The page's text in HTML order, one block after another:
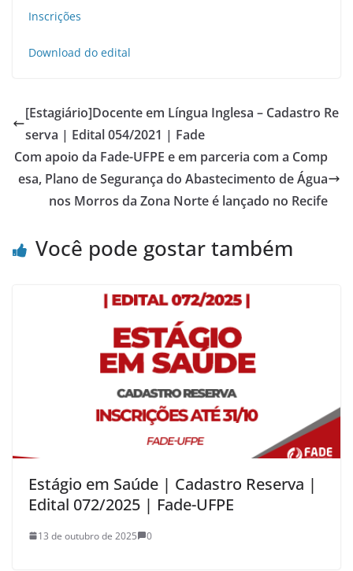
Inscrições
Download do edital
[Estagiário]Docente em Língua Inglesa – Cadastro Re
serva | Edital 054/2021 | Fade
Com apoio da Fade-UFPE e em parceria com a Comp
esa, Plano de Segurança do Abastecimento de Água
nos Morros da Zona Norte é lançado no Recife
Você pode gostar também
Estágio em Saúde | Cadastro Reserva |
Edital 072/2025 | Fade-UFPE
13 de outubro de 2025 0